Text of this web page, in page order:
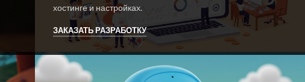
хостинге и настройках.
ЗАКАЗАТЬ РАЗРАБОТКУ